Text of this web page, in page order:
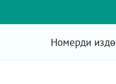
Номерди